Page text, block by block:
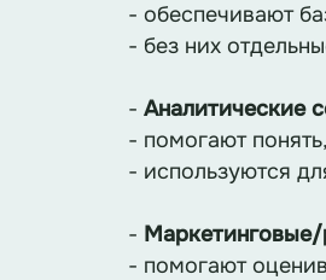
- обеспечивают
- без них
- Аналитические
- помогают
- используются
-
- помогают